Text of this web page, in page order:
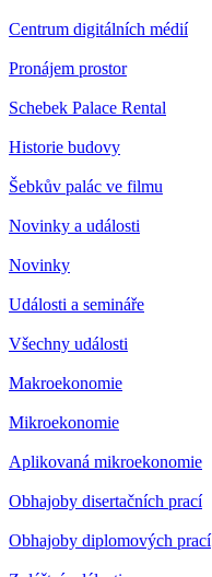
Centrum digitálních médií
Pronájem prostor
Schebek Palace Rental
Historie budovy
Šebkův palác ve filmu
Novinky a události
Novinky
Události a semináře
Všechny události
Makroekonomie
Mikroekonomie
Aplikovaná mikroekonomie
Obhajoby disertačních prací
Obhajoby diplomových prací